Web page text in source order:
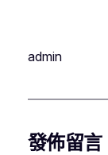
admin
發佈留言